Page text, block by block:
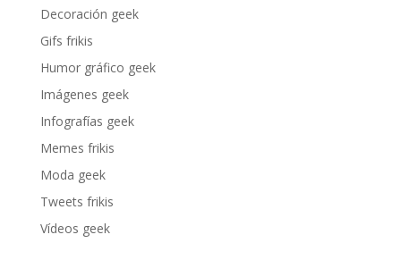
Decoración geek
Gifs frikis
Humor gráfico geek
Imágenes geek
Infografías geek
Memes frikis
Moda geek
Tweets frikis
Vídeos geek